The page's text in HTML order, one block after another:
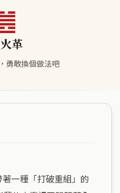
革
勇敢換個做法吧